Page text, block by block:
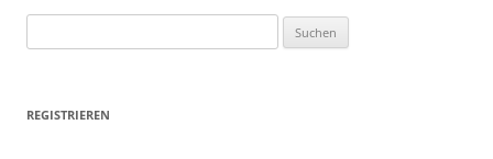
nach:
REGISTRIEREN